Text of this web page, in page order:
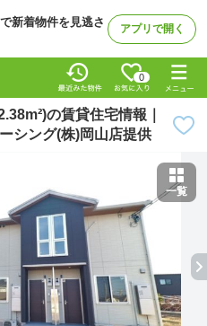
新着物件を見逃さ
アプリで開く
0
の賃貸住宅情報｜
シング(株)岡山店提供
一覧